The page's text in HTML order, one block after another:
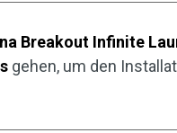
Breakout Infinite
gehen, um den